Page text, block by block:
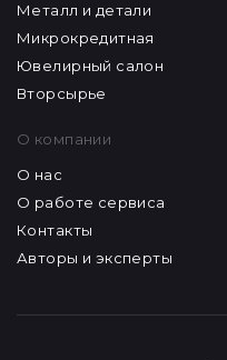
Металл и детали
Микрокредитная
Ювелирный салон
Вторсырье
О компании
О нас
О работе сервиса
Контакты
Авторы и эксперты